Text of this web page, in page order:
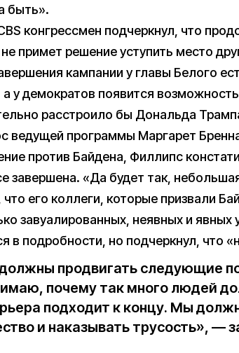
быть».
конгрессмен подчеркнул, что
примет решение уступить место
кампании у главы Белого
у демократов появится
расстроило бы Дональда
ведущей программы Маргарет
против Байдена, Филлипс
завершена. «Да будет так,
его коллеги, которые призвали
завуалированных, неявных и явных
в подробности, но подчеркнул, что
продвигать следующие
почему так много людей
подходит к концу. Мы
и наказывать трусость», —